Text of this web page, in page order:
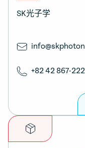
SK光子学
+82 42 867-